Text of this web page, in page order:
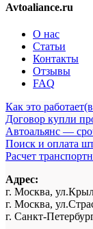
Avtoaliance.ru
О нас
Статьи
Контакты
Отзывы
FAQ
Как это
Договор купли
Автоальянс —
Поиск и оплата
Расчет
Адрес:
г. Москва,
г. Москва,
г. Санкт-